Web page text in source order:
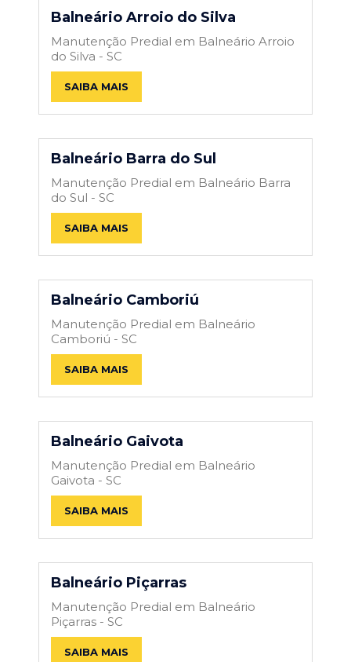
Balneário Arroio do Silva
Manutenção Predial em Balneário Arroio
do Silva - SC
SAIBA MAIS
Balneário Barra do Sul
Manutenção Predial em Balneário Barra
do Sul - SC
SAIBA MAIS
Balneário Camboriú
Manutenção Predial em Balneário
Camboriú - SC
SAIBA MAIS
Balneário Gaivota
Manutenção Predial em Balneário
Gaivota - SC
SAIBA MAIS
Balneário Piçarras
Manutenção Predial em Balneário
Piçarras - SC
SAIBA MAIS